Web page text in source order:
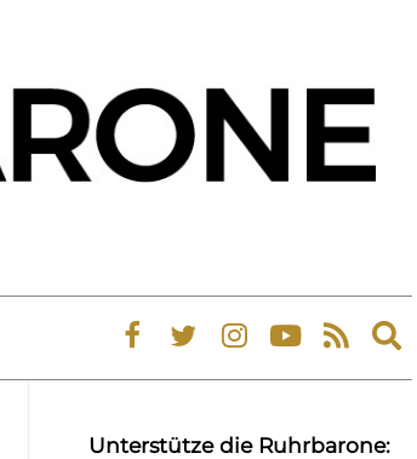
Unterstütze die Ruhrbarone: